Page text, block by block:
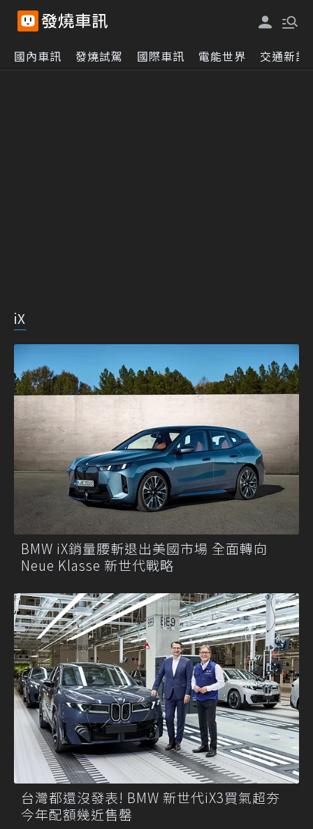
國內車訊 發燒試駕 國際車訊 電能世界 交通新訊
iX
BMW iX銷量腰斬退出美國市場 全面轉向
Neue Klasse 新世代戰略
台灣都還沒發表! BMW 新世代iX3買氣超夯
今年配額幾近售罄